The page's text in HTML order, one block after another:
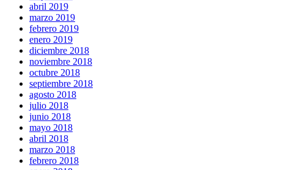
abril 2019
marzo 2019
febrero 2019
enero 2019
diciembre 2018
noviembre 2018
octubre 2018
septiembre 2018
agosto 2018
julio 2018
junio 2018
mayo 2018
abril 2018
marzo 2018
febrero 2018